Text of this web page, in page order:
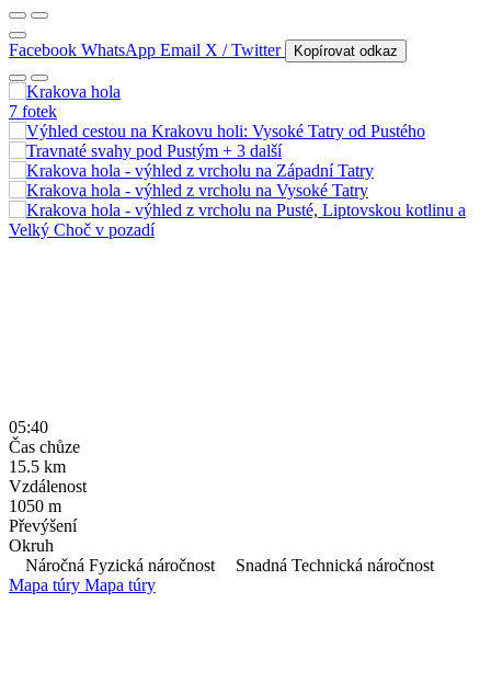
Facebook WhatsApp Email X / Twitter Kopírovat odkaz
7 fotek
+ 3 další
05:40
Čas chůze
15.5 km
Vzdálenost
1050 m
Převýšení
Okruh
Náročná Fyzická náročnost
Snadná Technická náročnost
Mapa túry Mapa túry